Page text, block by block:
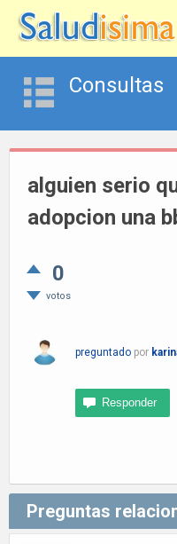
Consultas
alguien serio
adopcion una
0
votos
preguntado por
Preguntas